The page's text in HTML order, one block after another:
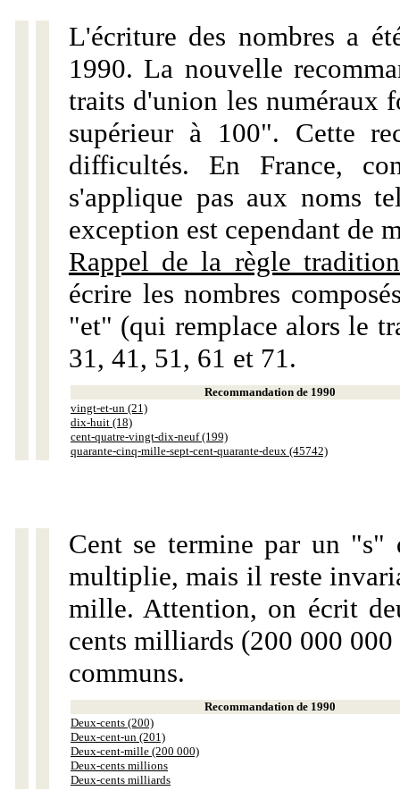
L'écriture des nombres a
1990. La nouvelle
traits d'union les numéraux
supérieur à 100". Cette
difficultés. En France,
s'applique pas aux noms
exception est cependant de
Rappel de la règle
écrire les nombres
"et" (qui remplace alors le
31, 41, 51, 61 et 71.
Recommandation de 1990
vingt-et-un (21)
dix-huit (18)
cent-quatre-vingt-dix-neuf (199)
quarante-cinq-mille-sept-cent-quarante-deux (45742)
Cent se termine par un "s"
multiplie, mais il reste
mille. Attention, on écrit
cents milliards (200 000
communs.
Recommandation de 1990
Deux-cents (200)
Deux-cent-un (201)
Deux-cent-mille (200 000)
Deux-cents millions
Deux-cents milliards